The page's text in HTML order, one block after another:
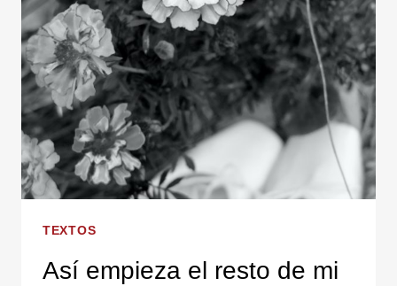
TEXTOS
Así empieza el resto de mi